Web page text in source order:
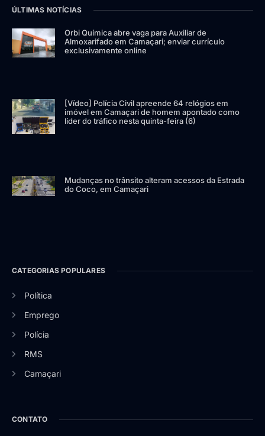
ÚLTIMAS NOTÍCIAS
Orbi Química abre vaga para Auxiliar de
Almoxarifado em Camaçari; enviar currículo
exclusivamente online
[Vídeo] Polícia Civil apreende 64 relógios em
imóvel em Camaçari de homem apontado como
líder do tráfico nesta quinta-feira (6)
Mudanças no trânsito alteram acessos da Estrada
do Coco, em Camaçari
CATEGORIAS POPULARES
Política
Emprego
Polícia
RMS
Camaçari
CONTATO